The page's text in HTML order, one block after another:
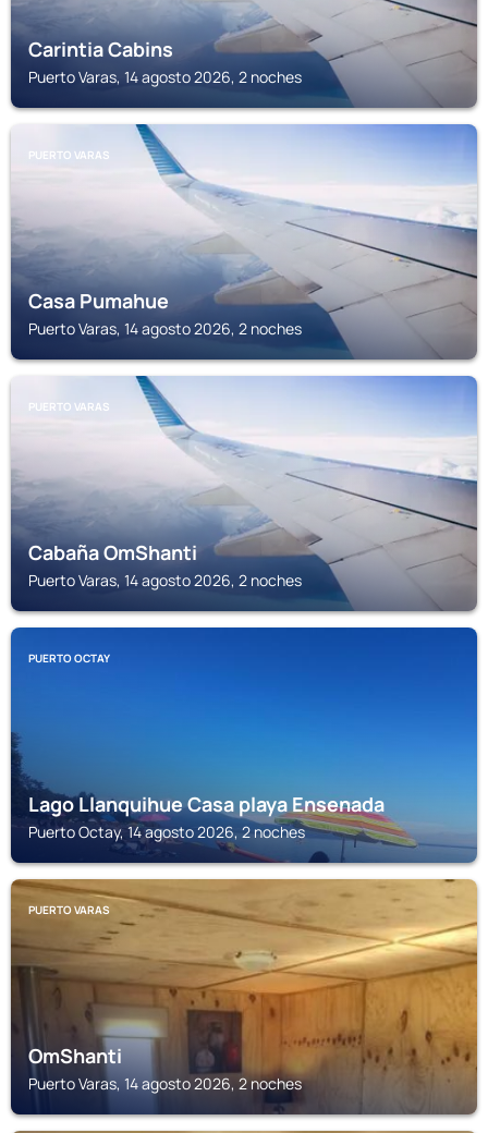
Carintia Cabins
Puerto Varas, 14 agosto 2026, 2 noches
PUERTO VARAS
Casa Pumahue
Puerto Varas, 14 agosto 2026, 2 noches
PUERTO VARAS
Cabaña OmShanti
Puerto Varas, 14 agosto 2026, 2 noches
PUERTO OCTAY
Lago Llanquihue Casa playa Ensenada
Puerto Octay, 14 agosto 2026, 2 noches
PUERTO VARAS
OmShanti
Puerto Varas, 14 agosto 2026, 2 noches